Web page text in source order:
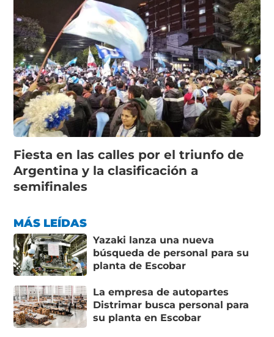
Fiesta en las calles por el triunfo de
Argentina y la clasificación a
semifinales
MÁS LEÍDAS
Yazaki lanza una nueva
búsqueda de personal para su
planta de Escobar
La empresa de autopartes
Distrimar busca personal para
su planta en Escobar